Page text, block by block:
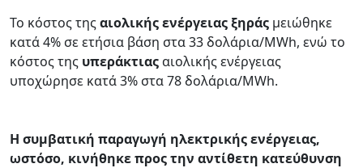
Το κόστος τηςαιολικής ενέργειας ξηράς μειώθηκε
κατά 4% σε ετήσια βάση στα 33 δολάρια/MWh, ενώ το
κόστος της υπεράκτιαςαιολικής ενέργειας
υποχώρησε κατά 3% στα 78 δολάρια/MWh.
Η συμβατική παραγωγή ηλεκτρικής ενέργειας,
ωστόσο, κινήθηκε προς την αντίθετη κατεύθυνση